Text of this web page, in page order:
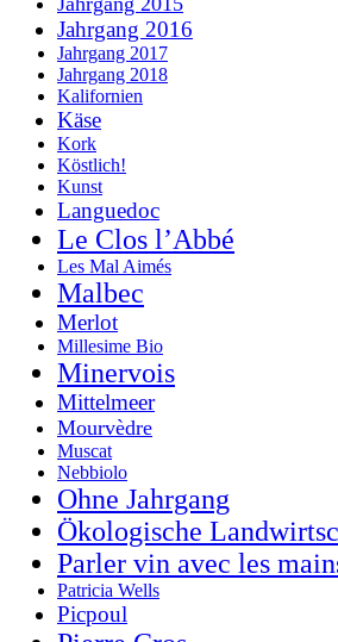
Jahrgang 2016
Jahrgang 2017
Jahrgang 2018
Kalifornien
Käse
Kork
Köstlich!
Kunst
Languedoc
Le Clos l’Abbé
Les Mal Aimés
Malbec
Merlot
Millesime Bio
Minervois
Mittelmeer
Mourvèdre
Muscat
Nebbiolo
Ohne Jahrgang
Ökologische
Parler vin avec les
Patricia Wells
Picpoul